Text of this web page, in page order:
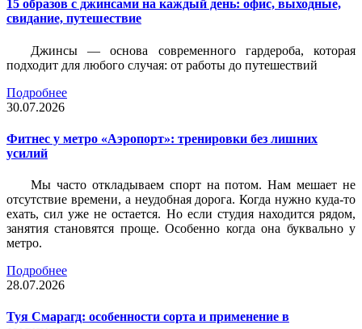
15 образов с джинсами на каждый день: офис, выходные,
свидание, путешествие
Джинсы — основа современного гардероба, которая
подходит для любого случая: от работы до путешествий
Подробнее
30.07.2026
Фитнес у метро «Аэропорт»: тренировки без лишних
усилий
Мы часто откладываем спорт на потом. Нам мешает не
отсутствие времени, а неудобная дорога. Когда нужно куда-то
ехать, сил уже не остается. Но если студия находится рядом,
занятия становятся проще. Особенно когда она буквально у
метро.
Подробнее
28.07.2026
Туя Смарагд: особенности сорта и применение в